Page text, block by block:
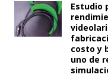
Estudio
costo y
uno de